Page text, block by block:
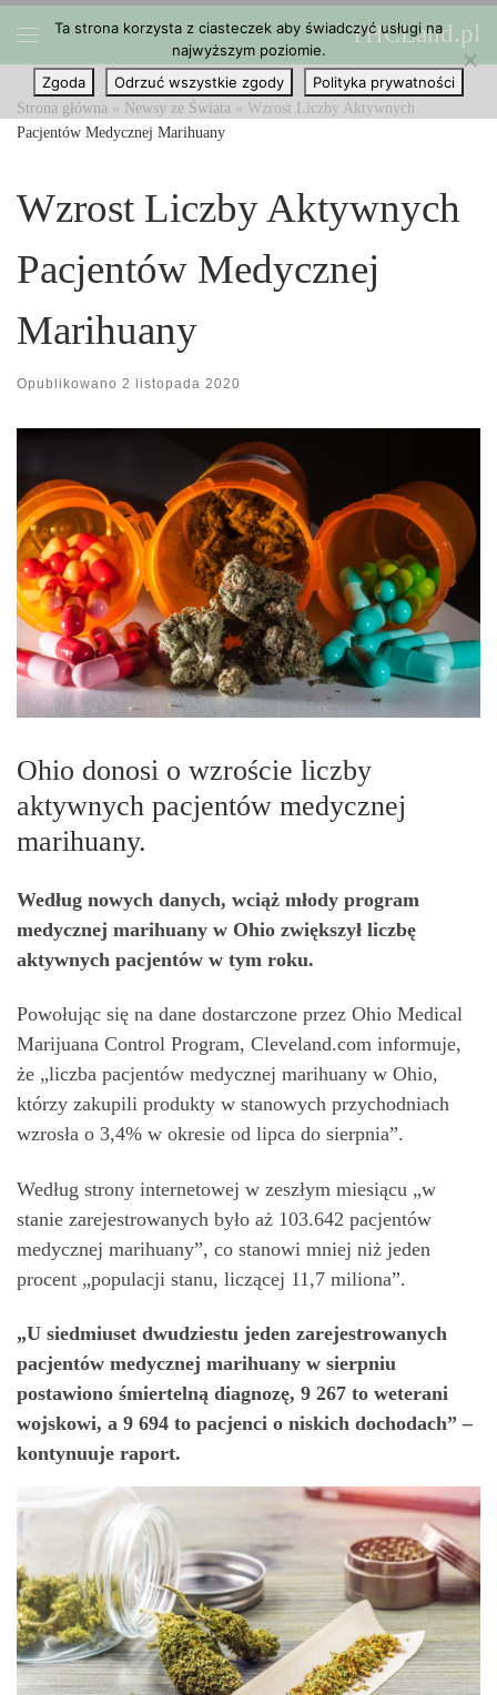
Przejdź do treści THCLand.pl
Strona główna » Newsy ze Świata » Wzrost Liczby Aktywnych
Pacjentów Medycznej Marihuany
Wzrost Liczby Aktywnych
Pacjentów Medycznej
Marihuany
Opublikowano 2 listopada 2020
Ohio donosi o wzroście liczby
aktywnych pacjentów medycznej
marihuany.
Według nowych danych, wciąż młody program
medycznej marihuany w Ohio zwiększył liczbę
aktywnych pacjentów w tym roku.
Powołując się na dane dostarczone przez Ohio Medical
Marijuana Control Program, Cleveland.com informuje,
że „liczba pacjentów medycznej marihuany w Ohio,
którzy zakupili produkty w stanowych przychodniach
wzrosła o 3,4% w okresie od lipca do sierpnia”.
Według strony internetowej w zeszłym miesiącu „w
stanie zarejestrowanych było aż 103.642 pacjentów
medycznej marihuany”, co stanowi mniej niż jeden
procent „populacji stanu, liczącej 11,7 miliona”.
„U siedmiuset dwudziestu jeden zarejestrowanych
pacjentów medycznej marihuany w sierpniu
postawiono śmiertelną diagnozę, 9 267 to weterani
wojskowi, a 9 694 to pacjenci o niskich dochodach” –
kontynuuje raport.
Ta strona korzysta z ciasteczek aby świadczyć usługi na
najwyższym poziomie.
Zgoda
Odrzuć wszystkie zgody Polityka prywatności